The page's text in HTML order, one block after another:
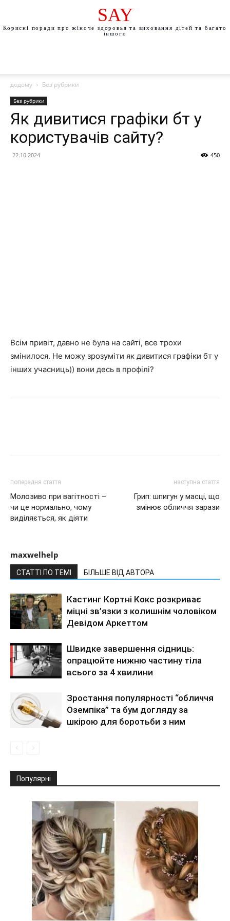
SAY
Корисні поради про жіноче здоровья та виховання дітей та багато
іншого
додому Без рубрики
Без рубрики
Як дивитися графіки бт у
користувачів сайту?
22.10.2024 450
Всім привіт, давно не була на сайті, все трохи
змінилося. Не можу зрозуміти як дивитися графіки бт у
інших учасниць)) вони десь в профілі?
попередня стаття
Молозиво при вагітності –
чи це нормально, чому
виділяється, як діяти
наступна стаття
Грип: шпигун у масці, що
змінює обличчя зарази
maxwelhelp
СТАТТІ ПО ТЕМІ БІЛЬШЕ ВІД АВТОРА
Кастинг Кортні Кокс розкриває
міцні зв’язки з колишнім чоловіком
Девідом Аркеттом
Швидке завершення сідниць:
опрацюйте нижню частину тіла
всього за 4 хвилини
Зростання популярності “обличчя
Оземпіка” та бум догляду за
шкірою для боротьби з ним
Популярні